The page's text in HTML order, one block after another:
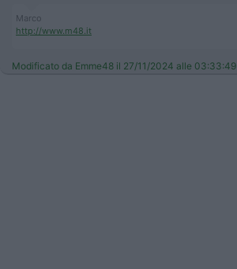
Marco
http://www.m48.it
Modificato da Emme48 il 27/11/2024 alle 03:33:49